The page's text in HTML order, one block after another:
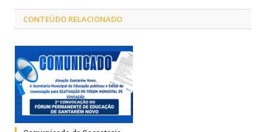
CONTEÚDO RELACIONADO